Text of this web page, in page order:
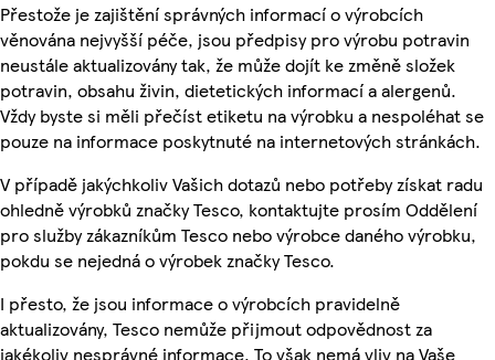
Přestože je zajištění správných informací o výrobcích
věnována nejvyšší péče, jsou předpisy pro výrobu potravin
neustále aktualizovány tak, že může dojít ke změně složek
potravin, obsahu živin, dietetických informací a alergenů.
Vždy byste si měli přečíst etiketu na výrobku a nespoléhat se
pouze na informace poskytnuté na internetových stránkách.
V případě jakýchkoliv Vašich dotazů nebo potřeby získat radu
ohledně výrobků značky Tesco, kontaktujte prosím Oddělení
pro služby zákazníkům Tesco nebo výrobce daného výrobku,
pokdu se nejedná o výrobek značky Tesco.
I přesto, že jsou informace o výrobcích pravidelně
aktualizovány, Tesco nemůže přijmout odpovědnost za
jakékoliv nesprávné informace. To však nemá vliv na Vaše